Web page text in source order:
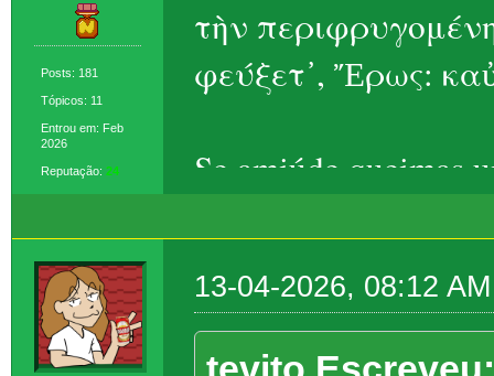
Posts: 181
Tópicos: 11
Entrou em: Feb
2026
Reputação: 24
τὴν
φεύξετ᾽, Ἔρως:
Se amiúde queimas
13-04-2026, 08:12 AM